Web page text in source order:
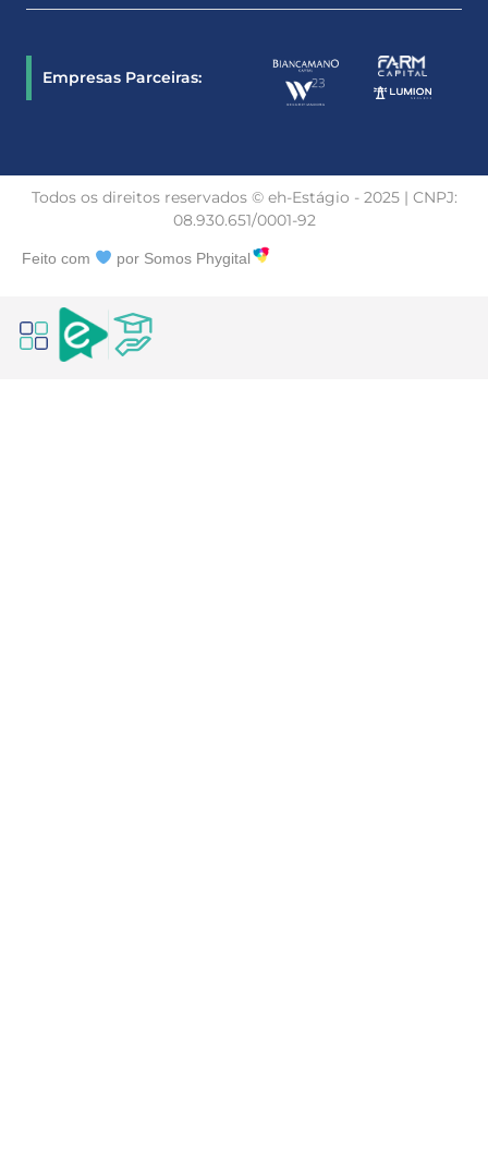
Empresas Parceiras:
Todos os direitos reservados © eh-Estágio - 2025 | CNPJ:
08.930.651/0001-92
Feito com por Somos Phygital